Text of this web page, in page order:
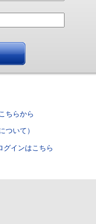
ちらから
ついて）
グインはこちら